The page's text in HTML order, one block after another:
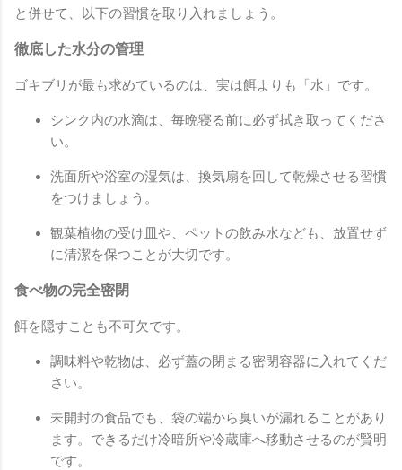
と併せて、以下の習慣を取り入れましょう。
徹底した水分の管理
ゴキブリが最も求めているのは、実は餌よりも「水」です。
シンク内の水滴は、毎晩寝る前に必ず拭き取ってくださ
い。
洗面所や浴室の湿気は、換気扇を回して乾燥させる習慣
をつけましょう。
観葉植物の受け皿や、ペットの飲み水なども、放置せず
に清潔を保つことが大切です。
食べ物の完全密閉
餌を隠すことも不可欠です。
調味料や乾物は、必ず蓋の閉まる密閉容器に入れてくだ
さい。
未開封の食品でも、袋の端から臭いが漏れることがあり
ます。できるだけ冷暗所や冷蔵庫へ移動させるのが賢明
です。